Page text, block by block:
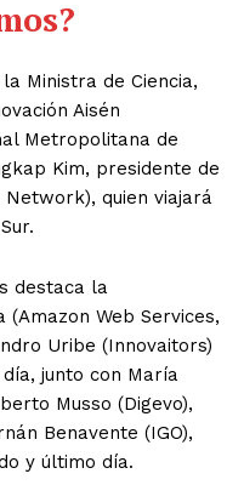
Ministra de Ciencia,
Aisén
Metropolitana de
Kim, presidente de
quien viajará
destaca la
Web Services,
Uribe (Innovaitors)
junto con María
Musso (Digevo),
Benavente (IGO),
y último día.